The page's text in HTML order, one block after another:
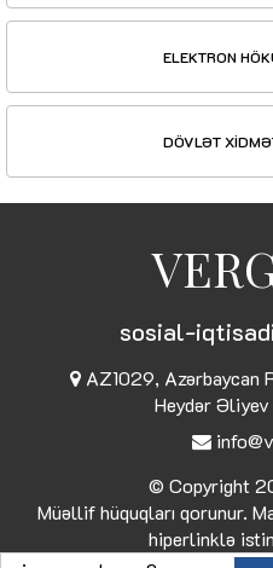
ELEKTRON
DÖVLƏT
sosial-
AZ1029, Azərbaycan
Heydər
© Copyright
Müəllif hüquqları qorunur.
hiperlinklə